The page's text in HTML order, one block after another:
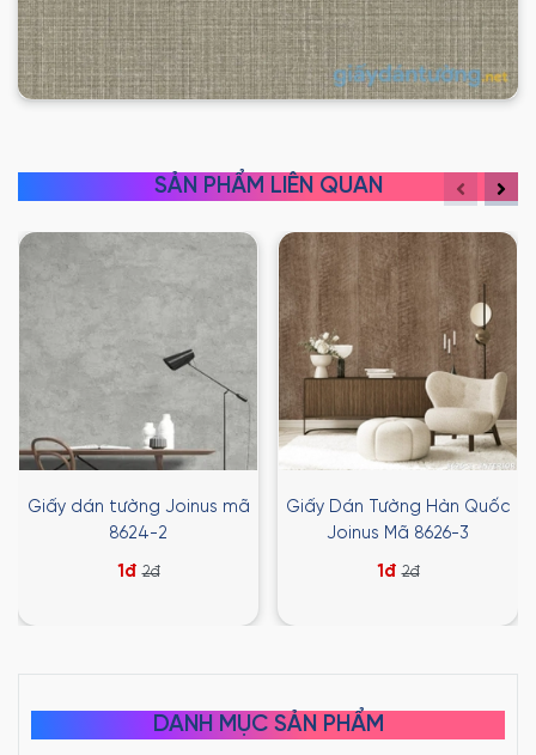
SẢN PHẨM LIÊN QUAN
Giấy dán tường Joinus mã
8624-2
1đ 2đ
Giấy Dán Tường Hàn Quốc
Joinus Mã 8626-3
1đ 2đ
DANH MỤC SẢN PHẨM